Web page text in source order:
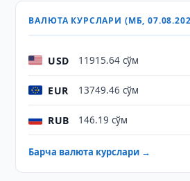
ВАЛЮТА КУРСЛАРИ (МБ,
USD 11915.64 сўм
EUR 13749.46 сўм
RUB 146.19 сўм
Барча валюта курслари →